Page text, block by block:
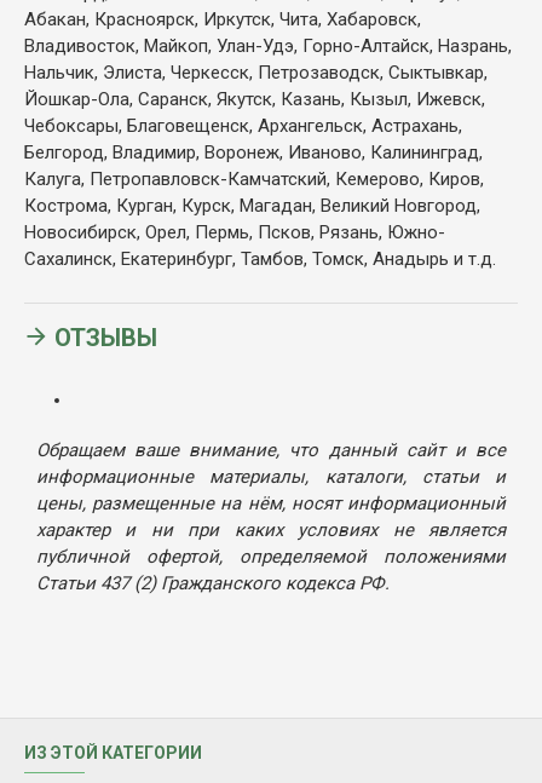
Абакан, Красноярск, Иркутск, Чита, Хабаровск,
Владивосток, Майкоп, Улан-Удэ, Горно-Алтайск, Назрань,
Нальчик, Элиста, Черкесск, Петрозаводск, Сыктывкар,
Йошкар-Ола, Саранск, Якутск, Казань, Кызыл, Ижевск,
Чебоксары, Благовещенск, Архангельск, Астрахань,
Белгород, Владимир, Воронеж, Иваново, Калининград,
Калуга, Петропавловск-Камчатский, Кемерово, Киров,
Кострома, Курган, Курск, Магадан, Великий Новгород,
Новосибирск, Орел, Пермь, Псков, Рязань, Южно-
Сахалинск, Екатеринбург, Тамбов, Томск, Анадырь и т.д.
ОТЗЫВЫ
Обращаем ваше внимание, что данный сайт и все
информационные материалы, каталоги, статьи и
цены, размещенные на нём, носят информационный
характер и ни при каких условиях не является
публичной офертой, определяемой положениями
Статьи 437 (2) Гражданского кодекса РФ.
ИЗ ЭТОЙ КАТЕГОРИИ